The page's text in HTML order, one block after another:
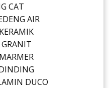
CAT
AIR
DUCO